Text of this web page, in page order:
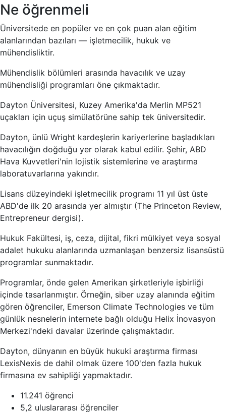
Ne öğrenmeli
Üniversitede en popüler ve en çok puan alan eğitim
alanlarından bazıları — işletmecilik, hukuk ve
mühendisliktir.
Mühendislik bölümleri arasında havacılık ve uzay
mühendisliği programları öne çıkmaktadır.
Dayton Üniversitesi, Kuzey Amerika'da Merlin MP521
uçakları için uçuş simülatörüne sahip tek üniversitedir.
Dayton, ünlü Wright kardeşlerin kariyerlerine başladıkları
havacılığın doğduğu yer olarak kabul edilir. Şehir, ABD
Hava Kuvvetleri'nin lojistik sistemlerine ve araştırma
laboratuvarlarına yakındır.
Lisans düzeyindeki işletmecilik programı 11 yıl üst üste
ABD'de ilk 20 arasında yer almıştır (The Princeton Review,
Entrepreneur dergisi).
Hukuk Fakültesi, iş, ceza, dijital, fikri mülkiyet veya sosyal
adalet hukuku alanlarında uzmanlaşan benzersiz lisansüstü
programlar sunmaktadır.
Programlar, önde gelen Amerikan şirketleriyle işbirliği
içinde tasarlanmıştır. Örneğin, siber uzay alanında eğitim
gören öğrenciler, Emerson Climate Technologies ve tüm
günlük nesnelerin internete bağlı olduğu Helix İnovasyon
Merkezi'ndeki davalar üzerinde çalışmaktadır.
Dayton, dünyanın en büyük hukuki araştırma firması
LexisNexis de dahil olmak üzere 100'den fazla hukuk
firmasına ev sahipliği yapmaktadır.
11.241 öğrenci
5,2 uluslararası öğrenciler